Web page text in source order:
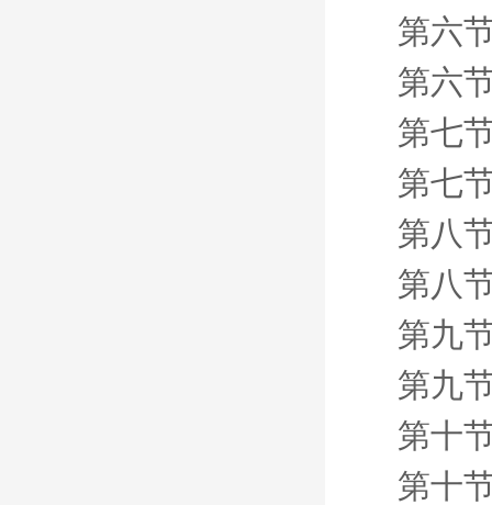
第六
第六
第七
第七
第八
第八
第九
第九
第十
第十